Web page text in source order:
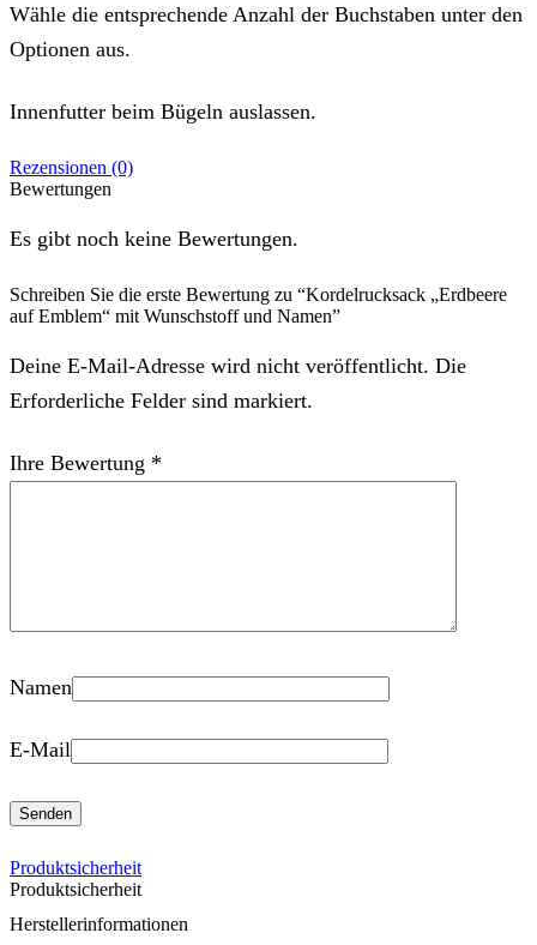
Wähle die entsprechende Anzahl der Buchstaben unter den
Optionen aus.
Innenfutter beim Bügeln auslassen.
Rezensionen (0)
Bewertungen
Es gibt noch keine Bewertungen.
Schreiben Sie die erste Bewertung zu “Kordelrucksack „Erdbeere
auf Emblem“ mit Wunschstoff und Namen”
Deine E-Mail-Adresse wird nicht veröffentlicht. Die
Erforderliche Felder sind markiert.
Ihre Bewertung *
Namen
E-Mail
Produktsicherheit
Produktsicherheit
Herstellerinformationen